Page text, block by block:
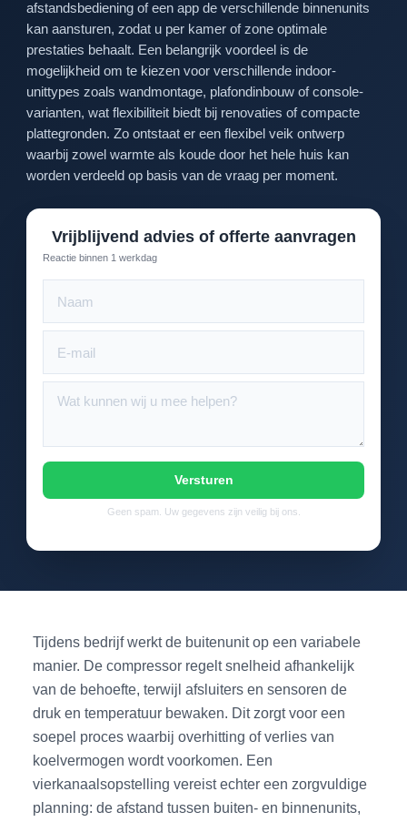
afstandsbediening of een app de verschillende binnenunits
kan aansturen, zodat u per kamer of zone optimale
prestaties behaalt. Een belangrijk voordeel is de
mogelijkheid om te kiezen voor verschillende indoor-
unittypes zoals wandmontage, plafondinbouw of console-
varianten, wat flexibiliteit biedt bij renovaties of compacte
plattegronden. Zo ontstaat er een flexibel veik ontwerp
waarbij zowel warmte als koude door het hele huis kan
worden verdeeld op basis van de vraag per moment.
Vrijblijvend advies of offerte aanvragen
Reactie binnen 1 werkdag
Versturen
Geen spam. Uw gegevens zijn veilig bij ons.
Tijdens bedrijf werkt de buitenunit op een variabele
manier. De compressor regelt snelheid afhankelijk
van de behoefte, terwijl afsluiters en sensoren de
druk en temperatuur bewaken. Dit zorgt voor een
soepel proces waarbij overhitting of verlies van
koelvermogen wordt voorkomen. Een
vierkanaalsopstelling vereist echter een zorgvuldige
planning: de afstand tussen buiten- en binnenunits,